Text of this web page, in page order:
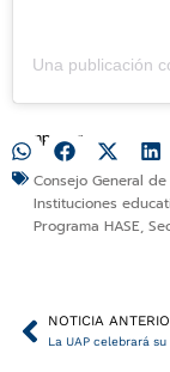
Compartir:
Consejo General
Instituciones
Programa HASE,
AntNOTICIA